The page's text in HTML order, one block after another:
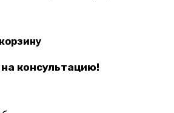
консультацию!